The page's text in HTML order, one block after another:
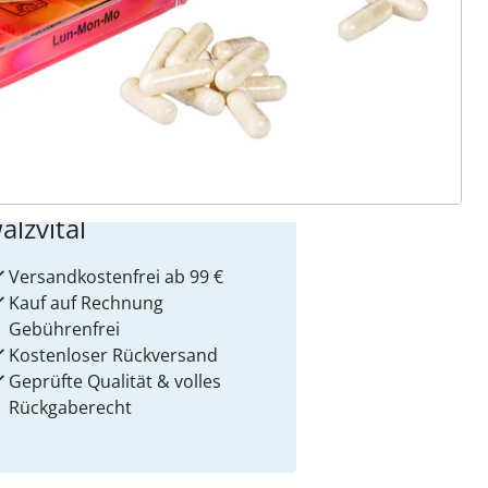
Versandkostenfrei ab 99 €
Kauf auf Rechnung
Gebührenfrei
Kostenloser Rückversand
Geprüfte Qualität & volles
Rückgaberecht